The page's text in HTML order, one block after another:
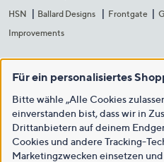
HSN
Ballard Designs Frontgate
Improvements
Für ein personalisiertes
Bitte wähle „Alle Cookies
einverstanden bist, dass wir in
Drittanbietern auf deinem
Cookies und andere Tracking-
Marketingzwecken einsetzen